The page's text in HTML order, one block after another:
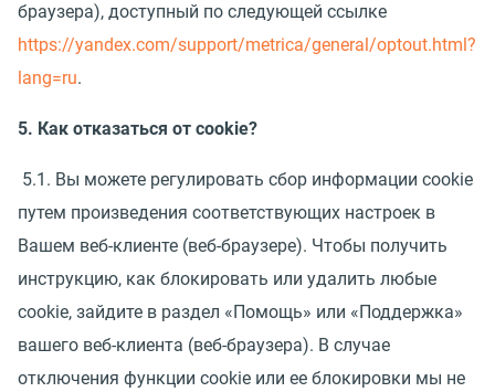
браузера), доступный по следующей ссылке
https://yandex.com/support/metrica/general/optout.html?
lang=ru.
5. Как отказаться от cookie?
5.1. Вы можете регулировать сбор информации cookie
путем произведения соответствующих настроек в
Вашем веб-клиенте (веб-браузере). Чтобы получить
инструкцию, как блокировать или удалить любые
cookie, зайдите в раздел «Помощь» или «Поддержка»
вашего веб-клиента (веб-браузера). В случае
отключения функции cookie или ее блокировки мы не